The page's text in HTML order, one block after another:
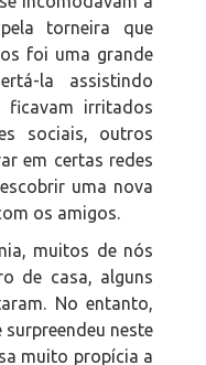
torneira que
foi uma grande
la assistindo
ficavam irritados
sociais, outros
em certas redes
uma nova
os amigos.
muitos de nós
de casa, alguns
No entanto,
neste
muito propícia a